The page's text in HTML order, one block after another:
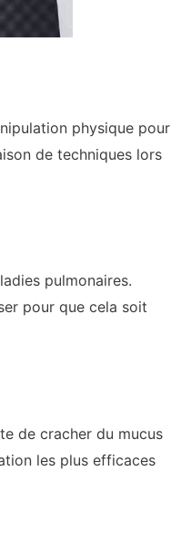
physique pour
de techniques lors
pulmonaires.
pour que cela soit
de cracher du mucus
les plus efficaces